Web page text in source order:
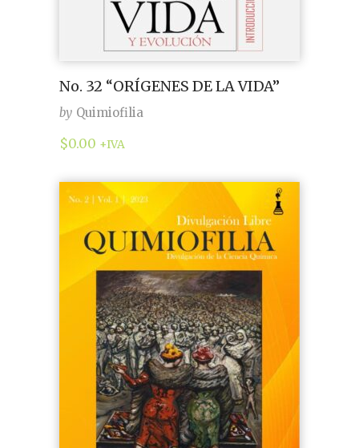
No. 32 “ORÍGENES DE LA VIDA”
by Quimiofilia
$0.00 +IVA